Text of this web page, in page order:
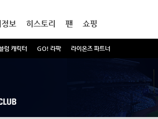
럼 캐릭터 GO! 라팍 라이온즈 파트너
보 히스토리 팬 쇼핑